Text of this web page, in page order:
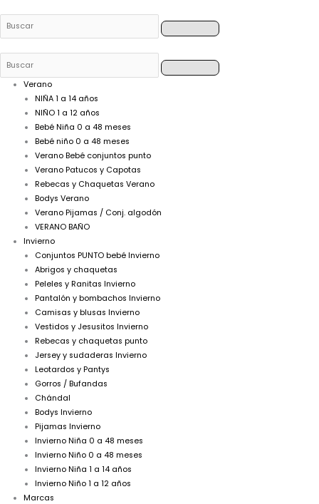
Verano
NIÑA 1 a 14 años
NIÑO 1 a 12 años
Bebé Niña 0 a 48 meses
Bebé niño 0 a 48 meses
Verano Bebé conjuntos punto
Verano Patucos y Capotas
Rebecas y Chaquetas Verano
Bodys Verano
Verano Pijamas / Conj. algodón
VERANO BAÑO
Invierno
Conjuntos PUNTO bebé Invierno
Abrigos y chaquetas
Peleles y Ranitas Invierno
Pantalón y bombachos Invierno
Camisas y blusas Invierno
Vestidos y Jesusitos Invierno
Rebecas y chaquetas punto
Jersey y sudaderas Invierno
Leotardos y Pantys
Gorros / Bufandas
Chándal
Bodys Invierno
Pijamas Invierno
Invierno Niña 0 a 48 meses
Invierno Niño 0 a 48 meses
Invierno Niña 1 a 14 años
Invierno Niño 1 a 12 años
Marcas